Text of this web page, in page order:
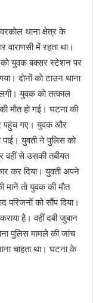
थाना क्षेत्र के
वाराणसी में रहता था।
काे युवक बक्सर स्टेशन पर
दाेनाें काे टाउन थाना
लगी। युवक काे तत्काल
माैत हाे गई। घटना की
पहुंच गए। युवक और
युवती ने पुलिस काे
वहीं से उसकी तबीयत
कर दिया। युवती अपने
मानें ताे युवक की माैत
काे साैंप दिया।
है। वहीं दबी जुबान
पुलिस मामले की जांच
चाहता था। घटना के